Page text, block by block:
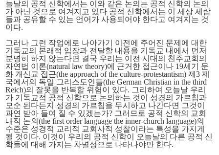
늘날의 공적 신학에서는 이와 같은 논의는 공적 신학의 논의
가 아닌 것으로 여겨지고 있다 공적 신학에서는 이 세상 세람
들과 공유할 수 있는 언어가 사용되어야 한다고 여겨지는 것
이다.
그러나 그런 작업에로 나아가기 이전에 주어진 문제에 대한
기독교의 본래적 입장과 전달할 내용을 기독교 내에서 먼저
분명히 하지 않는다면 결국 우리는 이전 시대의 천주교회의
자연법 이론(natural law theory)에 근거한 접근이나 19세기 문
화 개신교 접근(the approach of the culture-protestantism) 제3 제
국에서의 독일 그리스도인들(the German Christian in the third
Reich)의 잘못을 반복할 위험이 있다. 그리하여 오늘날 우리
가 기독교적 공적 신학으로 논의하는 것이 성경의 가르침과
모순 된다든지 성경의 가르침을 무시하고 나간다면 그것이
과연 받아 들여 질 수 있겠는가? 그러므로 공적 신학의 교회
내적 논의(the first order language the inner-church language)의
수준은 성경적 교리적 교회사적 성찰이라는 특성을 가지게
될 것이다. 이것이 우리의 공적 신학이 오늘날의 다른 공적 신
학들에 대해 가지는 차별성으로 나타나야만 한다.